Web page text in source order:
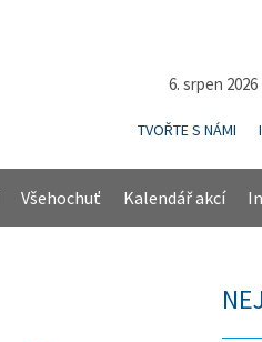
6. srpen
TVOŘTE S NÁMI
Všehochuť Kalendář akcí